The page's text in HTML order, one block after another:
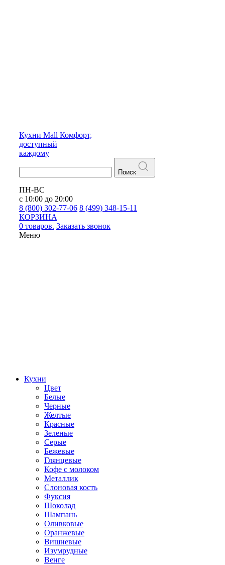
Кухни Mall Комфорт,
доступный
каждому
Поиск
ПН-ВС
с 10:00 до 20:00
8 (800) 302-77-06 8 (499) 348-15-11
КОРЗИНА
0 товаров. Заказать звонок
Меню
Кухни
Цвет
Белые
Черные
Желтые
Красные
Зеленые
Серые
Бежевые
Глянцевые
Кофе с молоком
Металлик
Слоновая кость
Фуксия
Шоколад
Шампань
Оливковые
Оранжевые
Вишневые
Изумрудные
Венге